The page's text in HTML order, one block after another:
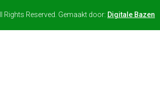
Reserved. Gemaakt door: Digitale Bazen